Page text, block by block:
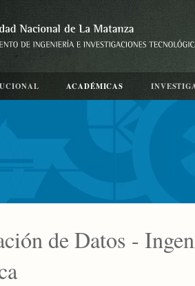
ACADÉMICAS
de Datos -